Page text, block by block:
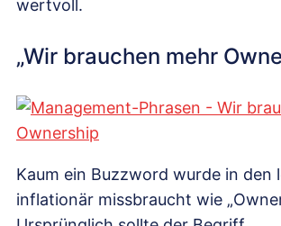
wertvoll.
„Wir brauchen mehr
Kaum ein Buzzword wurde in den
inflationär missbraucht wie